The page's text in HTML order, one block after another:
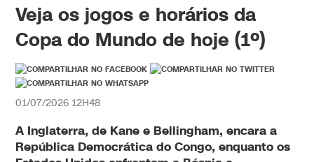
Veja os jogos e horários da
Copa do Mundo de hoje (1º)
01/07/2026 12H48
A Inglaterra, de Kane e Bellingham, encara a
República Democrática do Congo, enquanto os